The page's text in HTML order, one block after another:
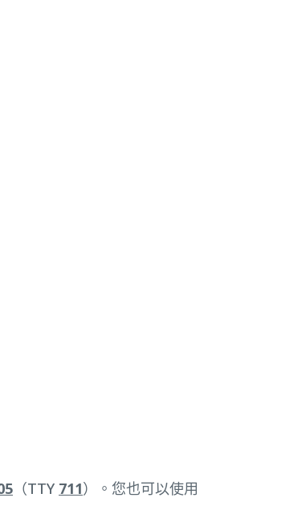
（TTY 711）。您也可以使用